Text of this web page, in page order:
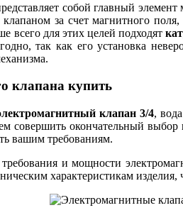
собой главный
за счет магнитного
всего для этих целей подходят
так как его установка
клапана купить
клапан 3/4,
совершить окончательный
вашим требованиям.
и мощности
характеристикам изделия,